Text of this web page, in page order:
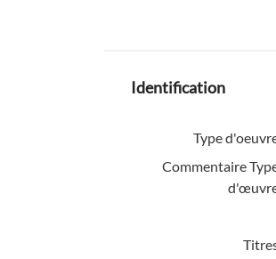
Identification
Type
Commentaire